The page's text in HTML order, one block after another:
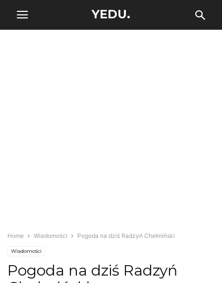
YEDU.
Home Wiadomości Pogoda na dziś Radzyń Chełmiński
Wiadomości
Pogoda na dziś Radzyń